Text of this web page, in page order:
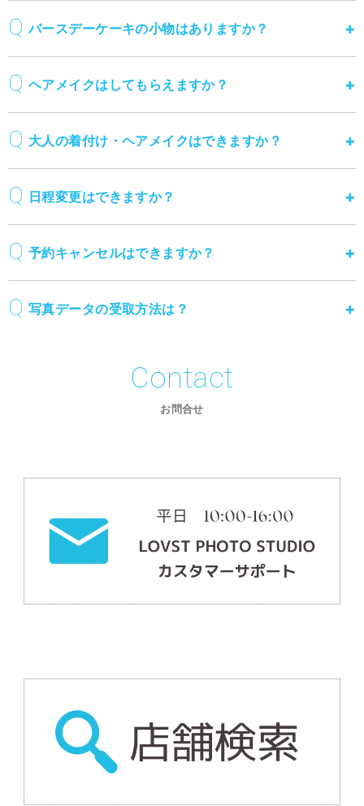
バースデーケーキの小物はありますか？
ヘアメイクはしてもらえますか？
大人の着付け・ヘアメイクはできますか？
日程変更はできますか？
予約キャンセルはできますか？
写真データの受取方法は？
Contact
お問合せ